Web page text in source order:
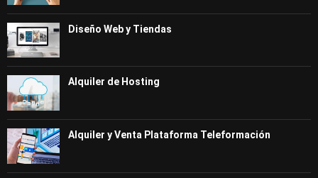
Diseño Web y Tiendas
Alquiler de Hosting
Alquiler y Venta Plataforma Teleformación